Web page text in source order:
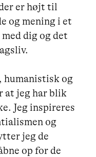
er højt til
og mening i et
dig og det
og
at jeg har blik
Jeg inspireres
og
jeg de
op for de